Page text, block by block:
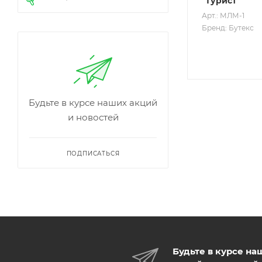
Будьте в курсе наших акций
и новостей
ПОДПИСАТЬСЯ
Арт.: МЛМ-1
Бренд: Бутекс
Будьте в курсе